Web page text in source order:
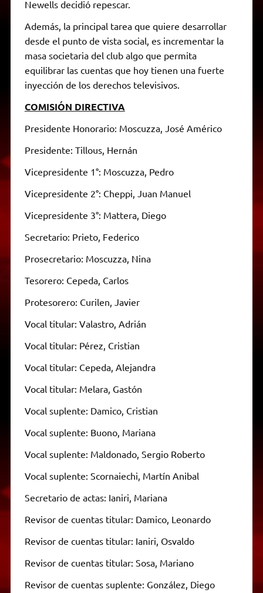
Newells decidió repescar.
Además, la principal tarea que quiere desarrollar
desde el punto de vista social, es incrementar la
masa societaria del club algo que permita
equilibrar las cuentas que hoy tienen una fuerte
inyección de los derechos televisivos.
COMISIÓN DIRECTIVA
Presidente Honorario: Moscuzza, José Américo
Presidente: Tillous, Hernán
Vicepresidente 1°: Moscuzza, Pedro
Vicepresidente 2°: Cheppi, Juan Manuel
Vicepresidente 3°: Mattera, Diego
Secretario: Prieto, Federico
Prosecretario: Moscuzza, Nina
Tesorero: Cepeda, Carlos
Protesorero: Curilen, Javier
Vocal titular: Valastro, Adrián
Vocal titular: Pérez, Cristian
Vocal titular: Cepeda, Alejandra
Vocal titular: Melara, Gastón
Vocal suplente: Damico, Cristian
Vocal suplente: Buono, Mariana
Vocal suplente: Maldonado, Sergio Roberto
Vocal suplente: Scornaiechi, Martín Anibal
Secretario de actas: Ianiri, Mariana
Revisor de cuentas titular: Damico, Leonardo
Revisor de cuentas titular: Ianiri, Osvaldo
Revisor de cuentas titular: Sosa, Mariano
Revisor de cuentas suplente: González, Diego